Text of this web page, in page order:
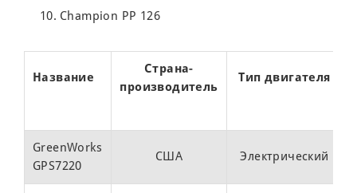
Champion PP 126
Название
Страна-
производитель
Тип двигателя
GreenWorks
GPS7220
США Электрический